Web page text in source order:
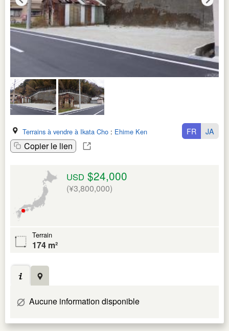
Terrains à vendre à Ikata Cho : Ehime Ken
Copier le lien
FR JA
USD $24,000
(¥3,800,000)
Terrain
174 m²
Aucune information disponible